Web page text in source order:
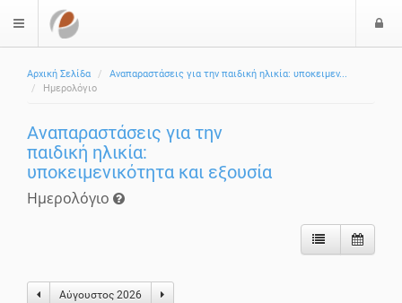
$langMenu
Αρχική Σελίδα
Αναπαραστάσεις για την παιδική ηλικία: υποκειμεν...
Ημερολόγιο
Αναπαραστάσεις για την
παιδική ηλικία:
υποκειμενικότητα και εξουσία
Ημερολόγιο
Αύγουστος 2026